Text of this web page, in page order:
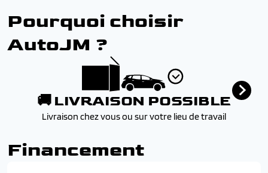
Pourquoi choisir
AutoJM ?
🚚 LIVRAISON POSSIBLE
Livraison chez vous ou sur votre lieu de travail
Financement